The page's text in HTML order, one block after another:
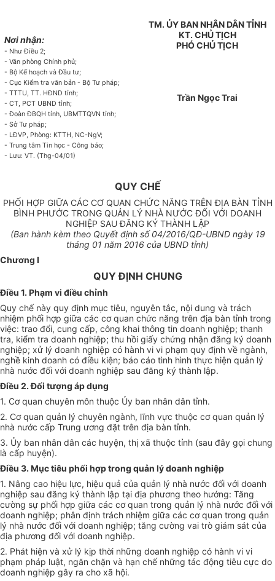
Nơi nhận:
- Như Điều 2;
- Văn phòng Chính phủ;
- Bộ Kế hoạch và Đầu tư;
- Cục Kiểm tra văn bản - Bộ Tư pháp;
- TTTU, TT. HĐND tỉnh;
- CT, PCT UBND tỉnh;
- Đoàn ĐBQH tỉnh, UBMTTQVN tỉnh;
- Sở Tư pháp;
- LĐVP, Phòng: KTTH, NC-NgV;
- Trung tâm Tin học - Công báo;
- Lưu: VT. (Thg-04/01)
TM. ỦY BAN NHÂN DÂN TỈNH
KT. CHỦ TỊCH
PHÓ CHỦ TỊCH
Trần Ngọc Trai
QUY CHẾ
PHỐI HỢP GIỮA CÁC CƠ QUAN CHỨC NĂNG TRÊN ĐỊA BÀN TỈNH
BÌNH PHƯỚC TRONG QUẢN LÝ NHÀ NƯỚC ĐỐI VỚI DOANH
NGHIỆP SAU ĐĂNG KÝ THÀNH LẬP
(Ban hành kèm theo Quyết định số04/2016/QĐ-UBND ngày19
tháng 01 năm 2016 của UBND tỉnh)
Chương I
QUY ĐỊNH CHUNG
Điều 1. Phạm vi điều chỉnh
Quy chế này quy định mục tiêu, nguyên tắc, nội dung và trách
nhiệm phối hợp giữa các cơ quan chức năng trên địa bàn tỉnh trong
việc: trao đổi, cung cấp, công khai thông tin doanh nghiệp; thanh
tra, kiểm tra doanh nghiệp; thu hồi giấy chứng nhận đăng ký doanh
nghiệp; xử lý doanh nghiệp có hành vi vi phạm quy định về ngành,
nghề kinh doanh có điều kiện; báo cáo tình hình thực hiện quản lý
nhà nước đối với doanh nghiệp sau đăng ký thành lập.
Điều 2. Đối tượng áp dụng
1. Cơ quan chuyên môn thuộc Ủy ban nhân dân tỉnh.
2. Cơ quan quản lý chuyên ngành, lĩnh vực thuộc cơ quan quản lý
nhà nước cấp Trung ương đặt trên địa bàn tỉnh.
3. Ủy ban nhân dân các huyện, thị xã thuộc tỉnh (sau đây gọi chung
là cấp huyện).
Điều 3. Mục tiêu phối hợp trong quản lý doanh nghiệp
1. Nâng cao hiệu lực, hiệu quả của quản lý nhà nước đối với doanh
nghiệp sau đăng ký thành lập tại địa phương theo hướng: Tăng
cường sự phối hợp giữa các cơ quan trong quản lý nhà nước đối với
doanh nghiệp; phân định trách nhiệm giữa các cơ quan trong quản
lý nhà nước đối với doanh nghiệp; tăng cường vai trò giám sát của
địa phương đối với doanh nghiệp.
2. Phát hiện và xử lý kịp thời những doanh nghiệp có hành vi vi
phạm pháp luật, ngăn chặn và hạn chế những tác động tiêu cực do
doanh nghiệp gây ra cho xã hội.